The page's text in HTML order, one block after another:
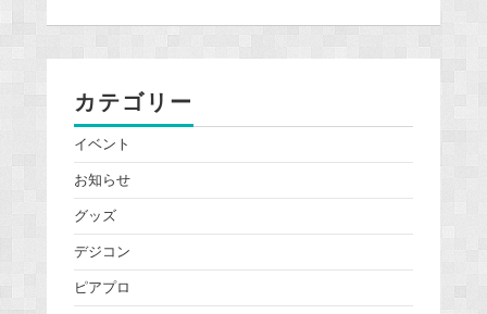
カテゴリー
イベント
お知らせ
グッズ
デジコン
ピアプロ